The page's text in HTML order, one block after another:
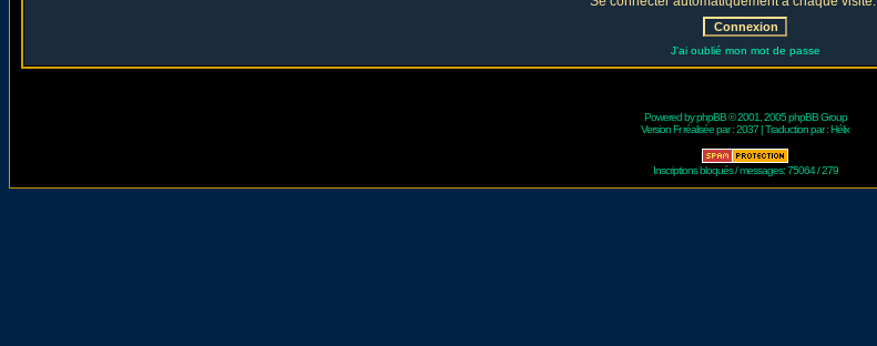
J'ai oublié mon mot de passe
Powered byphpBB© 2001, 2005 phpBB Group
Version Fr réalisée par :2037 | Traduction par :Hélix
Inscriptions bloqués / messages: 75064 / 279